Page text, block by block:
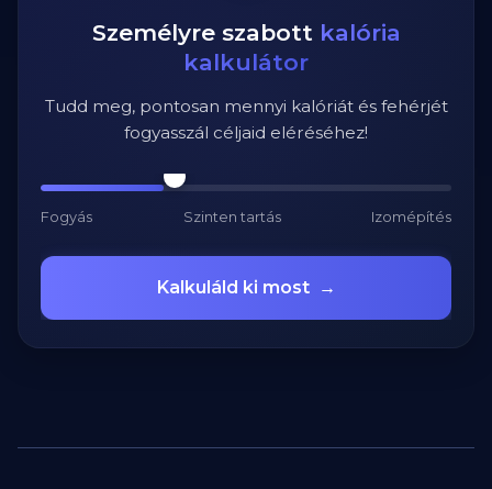
Személyre szabott kalória
kalkulátor
Tudd meg, pontosan mennyi kalóriát és fehérjét
fogyasszál céljaid eléréséhez!
Fogyás Szinten tartás Izomépítés
Kalkuláld ki most →